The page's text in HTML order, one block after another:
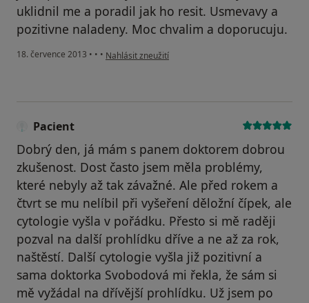
uklidnil me a poradil jak ho resit. Usmevavy a
pozitivne naladeny. Moc chvalim a doporucuju.
18. července 2013 • • • podle názoru uživatele Váš účet byl odstraněn
Nahlásit zneužití
Pacient
Dobrý den, já mám s panem doktorem dobrou
zkušenost. Dost často jsem měla problémy,
které nebyly až tak závažné. Ale před rokem a
čtvrt se mu nelíbil při vyšeření děložní čípek, ale
cytologie vyšla v pořádku. Přesto si mě raději
pozval na další prohlídku dříve a ne až za rok,
naštěstí. Další cytologie vyšla již pozitivní a
sama doktorka Svobodová mi řekla, že sám si
mě vyžádal na dřívější prohlídku. Už jsem po